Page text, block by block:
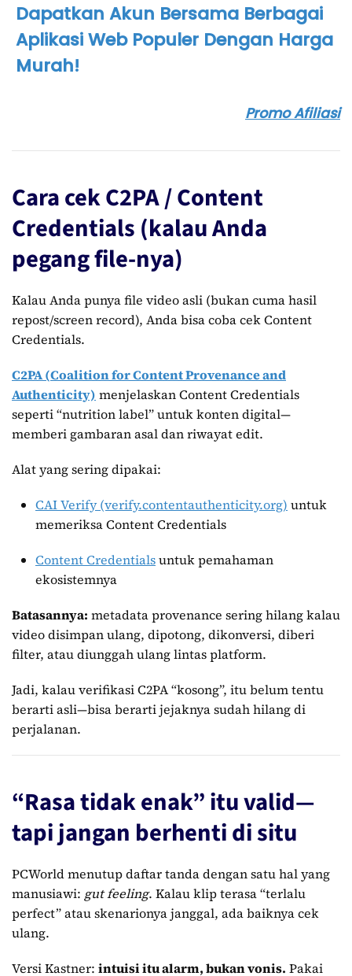
Dapatkan Akun Bersama Berbagai
Aplikasi Web Populer Dengan Harga
Murah!
Promo Afiliasi
Cara cek C2PA / Content
Credentials (kalau Anda
pegang file-nya)
Kalau Anda punya file video asli (bukan cuma hasil
repost/screen record), Anda bisa coba cek Content
Credentials.
C2PA (Coalition for Content Provenance and
Authenticity) menjelaskan Content Credentials
seperti “nutrition label” untuk konten digital—
memberi gambaran asal dan riwayat edit.
Alat yang sering dipakai:
CAI Verify (verify.contentauthenticity.org) untuk
memeriksa Content Credentials
Content Credentialsuntuk pemahaman
ekosistemnya
Batasannya: metadata provenance sering hilang kalau
video disimpan ulang, dipotong, dikonversi, diberi
filter, atau diunggah ulang lintas platform.
Jadi, kalau verifikasi C2PA “kosong”, itu belum tentu
berarti asli—bisa berarti jejaknya sudah hilang di
perjalanan.
“Rasa tidak enak” itu valid—
tapi jangan berhenti di situ
PCWorld menutup daftar tanda dengan satu hal yang
manusiawi: gut feeling. Kalau klip terasa “terlalu
perfect” atau skenarionya janggal, ada baiknya cek
ulang.
Versi Kastner: intuisi itu alarm, bukan vonis. Pakai